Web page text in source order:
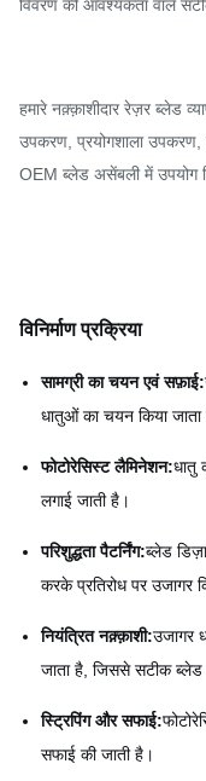
विवरण की आवश्यकता वाले
हमारे नक़्क़ाशीदार रेज़र ब्लेड
उपकरण, प्रयोगशाला
OEM ब्लेड असेंबली में उपयोग
विनिर्माण प्रक्रिया
सामग्री का चयन एवं सफ़ाई:
धातुओं का चयन किया जाता
फोटोरेसिस्ट लैमिनेशन:धातु
लगाई जाती है।
परिशुद्धता पैटर्निंग:ब्लेड
करके प्रतिरोध पर उजागर
नियंत्रित नक़्क़ाशी:उजागर
जाता है, जिससे सटीक ब्लेड
स्ट्रिपिंग और सफाई:
सफाई की जाती है।